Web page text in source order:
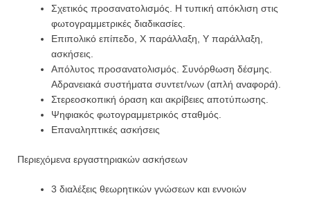
Σχετικός προσανατολισμός. Η τυπική απόκλιση στις
φωτογραμμετρικές διαδικασίες.
Επιπολικό επίπεδο, Χ παράλλαξη, Υ παράλλαξη,
ασκήσεις.
Απόλυτος προσανατολισμός. Συνόρθωση δέσμης.
Αδρανειακά συστήματα συντετ/νων (απλή αναφορά).
Στερεοσκοπική όραση και ακρίβειες αποτύπωσης.
Ψηφιακός φωτογραμμετρικός σταθμός.
Επαναληπτικές ασκήσεις
Περιεχόμενα εργαστηριακών ασκήσεων
3 διαλέξεις θεωρητικών γνώσεων και εννοιών